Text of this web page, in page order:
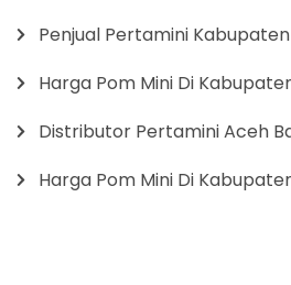
Penjual Pertamini
Harga Pom Mini Di
Distributor Pertamini Aceh
Harga Pom Mini Di